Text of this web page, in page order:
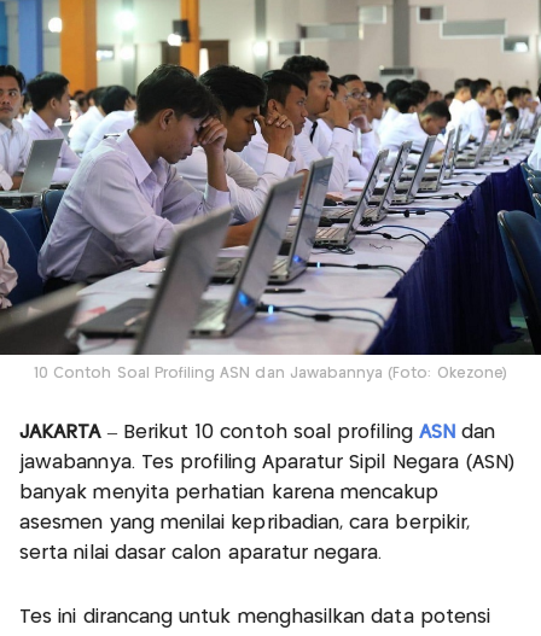
10 Contoh Soal Profiling ASN dan Jawabannya (Foto: Okezone)
JAKARTA– Berikut 10 contoh soal profiling ASN dan
jawabannya. Tes profiling Aparatur Sipil Negara (ASN)
banyak menyita perhatian karena mencakup
asesmen yang menilai kepribadian, cara berpikir,
serta nilai dasar calon aparatur negara.
Tes ini dirancang untuk menghasilkan data potensi